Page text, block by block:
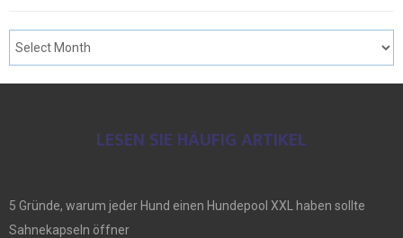
LESEN SIE HÄUFIG ARTIKEL
5 Gründe, warum jeder Hund einen Hundepool XXL haben sollte
Sahnekapseln öffner